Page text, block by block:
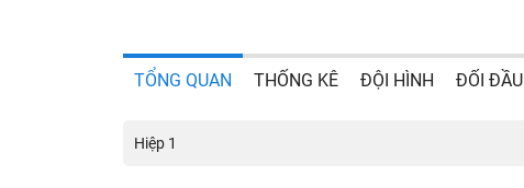
TỔNG QUAN THỐNG KÊ ĐỘI HÌNH ĐỐI ĐẦU
Hiệp 1